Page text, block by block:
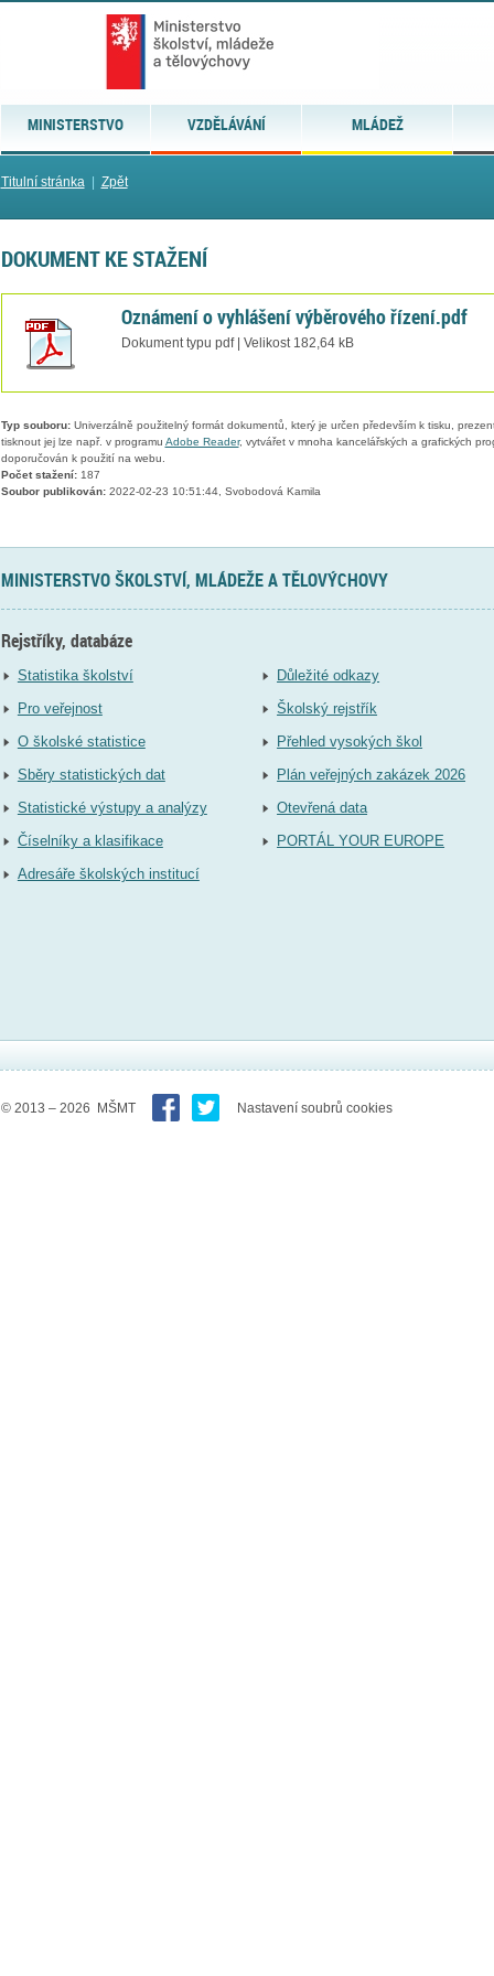
MINISTERSTVO VZDĚLÁVÁNÍ MLÁDEŽ
Titulní stránka| Zpět
DOKUMENT KE STAŽENÍ
Oznámení o vyhlášení výběrového řízení.pdf
Dokument typu pdf | Velikost 182,64 kB
Typ souboru:Univerzálně použitelný formát dokumentů, který je určen především k tisku,
tisknout jej lze např. v programu Adobe Reader, vytvářet v mnoha kancelářských a grafických
doporučován k použití na webu.
Počet stažení:187
Soubor publikován:2022-02-23 10:51:44, Svobodová Kamila
MINISTERSTVO ŠKOLSTVÍ, MLÁDEŽE A TĚLOVÝCHOVY
Rejstříky, databáze
Statistika školství
Pro veřejnost
O školské statistice
Sběry statistických dat
Statistické výstupy a analýzy
Číselníky a klasifikace
Adresáře školských institucí
Důležité odkazy
Školský rejstřík
Přehled vysokých škol
Plán veřejných zakázek 2026
Otevřená data
PORTÁL YOUR EUROPE
© 2013 – 2026 MŠMT Nastavení soubrů cookies